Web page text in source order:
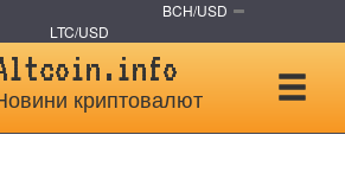
BCH/USD
LTC/USD
криптовалют